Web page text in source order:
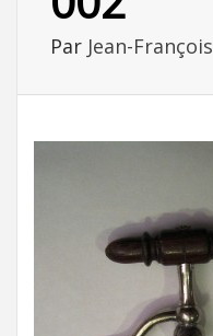
Par Jean-François